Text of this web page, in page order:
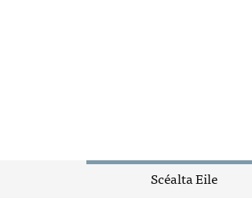
Scéalta Eile